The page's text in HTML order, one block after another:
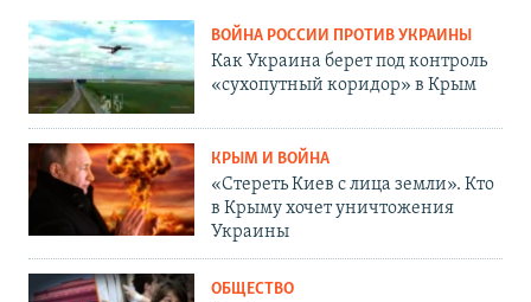
ВОЙНА РОССИИ ПРОТИВ УКРАИНЫ
Как Украина берет под контроль
«сухопутный коридор» в Крым
КРЫМ И ВОЙНА
«Стереть Киев с лица земли». Кто
в Крыму хочет уничтожения
Украины
ОБЩЕСТВО